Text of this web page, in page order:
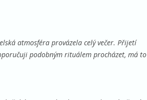
atmosféra provázela celý večer. Přijetí
podobným rituálem procházet, má to